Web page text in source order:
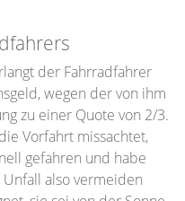
der Fahrradfahrer
wegen der von ihm
zu einer Quote von 2/3.
Vorfahrt missachtet,
gefahren und habe
also vermeiden